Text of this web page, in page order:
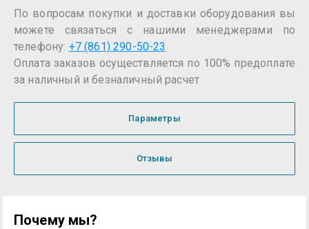
По вопросам покупки и доставки оборудования вы
можете связаться с нашими менеджерами по
телефону: +7 (861) 290-50-23
Оплата заказов осуществляется по 100% предоплате
за наличный и безналичный расчет
Параметры
Отзывы
Почему мы?